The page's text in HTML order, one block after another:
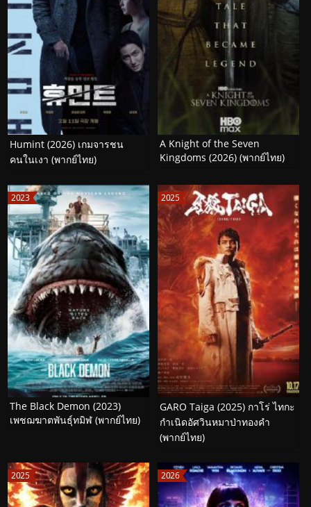
Humint (2026) เกมจารชน
คนในเงา (พากย์ไทย)
A Knight of the Seven
Kingdoms (2026) (พากย์ไทย)
2023
The Black Demon (2023)
เพชฌฆาตพันธุ์ทมิฬ (พากย์ไทย)
2025
GARO Taiga (2025) กาโร่ ไทกะ
กำเนิดอัศวินหมาป่าทองคำ
(พากย์ไทย)
2025 2026